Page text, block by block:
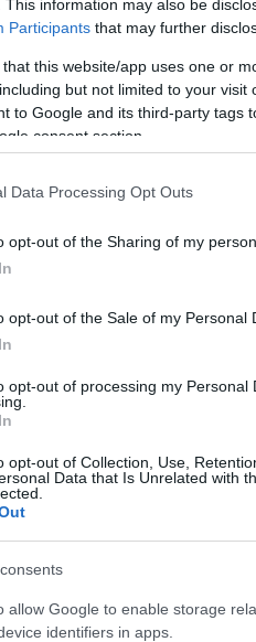
This information may also be
Participants that may further
that this website/app uses one or
but not limited to your
to Google and its third-party tags
consent section.
Data Processing Opt Outs
opt-out of the Sharing of my
opt-out of the Sale of my Personal
opt-out of processing my Personal
opt-out of Collection, Use,
Data that Is Unrelated with
allow Google to enable storage
identifiers in apps.
| 22:49
μάχης Α/Κ
την αμυντική
23
προϊόντα παρουσίασε η
| 19:20
επιθετικά
στην
πότε θα αρχίσουν οι